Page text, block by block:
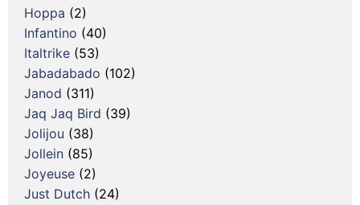
Hoppa (2)
Infantino (40)
Italtrike (53)
Jabadabado (102)
Janod (311)
Jaq Jaq Bird (39)
Jolijou (38)
Jollein (85)
Joyeuse (2)
Just Dutch (24)